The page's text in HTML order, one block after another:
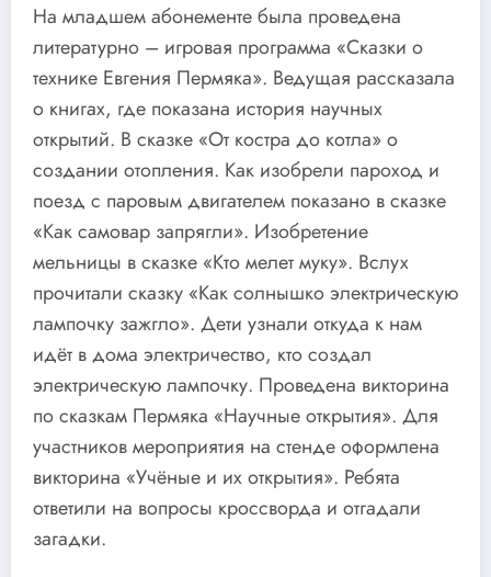
На младшем абонементе была проведена
литературно – игровая программа «Сказки о
технике Евгения Пермяка». Ведущая рассказала
о книгах, где показана история научных
открытий. В сказке «От костра до котла» о
создании отопления. Как изобрели пароход и
поезд с паровым двигателем показано в сказке
«Как самовар запрягли». Изобретение
мельницы в сказке «Кто мелет муку». Вслух
прочитали сказку «Как солнышко электрическую
лампочку зажгло». Дети узнали откуда к нам
идёт в дома электричество, кто создал
электрическую лампочку. Проведена викторина
по сказкам Пермяка «Научные открытия». Для
участников мероприятия на стенде оформлена
викторина «Учёные и их открытия». Ребята
ответили на вопросы кроссворда и отгадали
загадки.